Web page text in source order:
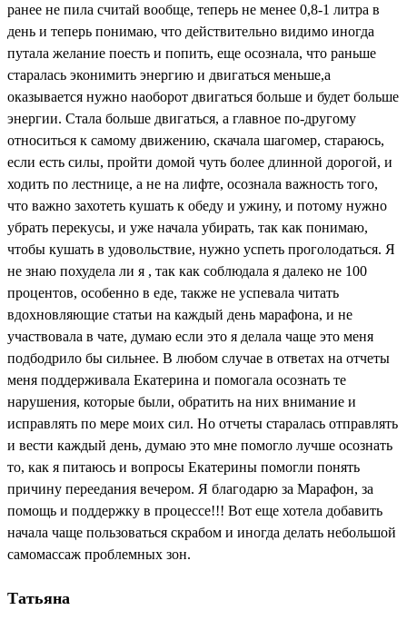
ранее не пила считай вообще, теперь не менее 0,8-1 литра в
день и теперь понимаю, что действительно видимо иногда
путала желание поесть и попить, еще осознала, что раньше
старалась эконимить энергию и двигаться меньше,а
оказывается нужно наоборот двигаться больше и будет больше
энергии. Стала больше двигаться, а главное по-другому
относиться к самому движению, скачала шагомер, стараюсь,
если есть силы, пройти домой чуть более длинной дорогой, и
ходить по лестнице, а не на лифте, осознала важность того,
что важно захотеть кушать к обеду и ужину, и потому нужно
убрать перекусы, и уже начала убирать, так как понимаю,
чтобы кушать в удовольствие, нужно успеть проголодаться. Я
не знаю похудела ли я , так как соблюдала я далеко не 100
процентов, особенно в еде, также не успевала читать
вдохновляющие статьи на каждый день марафона, и не
участвовала в чате, думаю если это я делала чаще это меня
подбодрило бы сильнее. В любом случае в ответах на отчеты
меня поддерживала Екатерина и помогала осознать те
нарушения, которые были, обратить на них внимание и
исправлять по мере моих сил. Но отчеты старалась отправлять
и вести каждый день, думаю это мне помогло лучше осознать
то, как я питаюсь и вопросы Екатерины помогли понять
причину переедания вечером. Я благодарю за Марафон, за
помощь и поддержку в процессе!!! Вот еще хотела добавить
начала чаще пользоваться скрабом и иногда делать небольшой
самомассаж проблемных зон.
Татьяна